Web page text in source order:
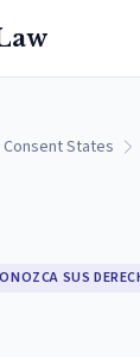
States
SUS